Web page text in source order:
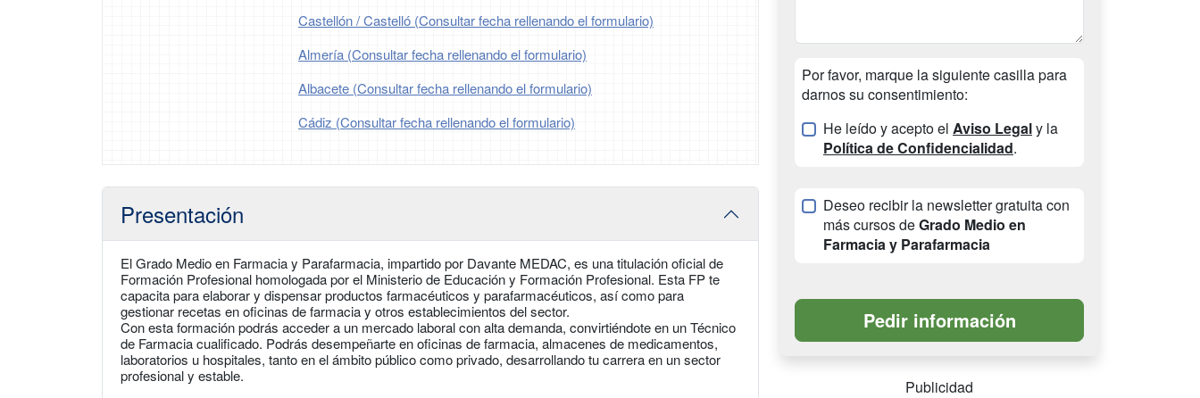
Castellón / Castelló (Consultar fecha rellenando el formulario)
Almería (Consultar fecha rellenando el formulario)
Albacete (Consultar fecha rellenando el formulario)
Cádiz (Consultar fecha rellenando el formulario)
Presentación
El Grado Medio en Farmacia y Parafarmacia, impartido por Davante MEDAC, es una titulación oficial de
Formación Profesional homologada por el Ministerio de Educación y Formación Profesional. Esta FP te
capacita para elaborar y dispensar productos farmacéuticos y parafarmacéuticos, así como para
gestionar recetas en oficinas de farmacia y otros establecimientos del sector.
Con esta formación podrás acceder a un mercado laboral con alta demanda, convirtiéndote en un Técnico
de Farmacia cualificado. Podrás desempeñarte en oficinas de farmacia, almacenes de medicamentos,
laboratorios u hospitales, tanto en el ámbito público como privado, desarrollando tu carrera en un sector
profesional y estable.
Por favor, marque la siguiente casilla para
darnos su consentimiento:
He leído y acepto el Aviso Legaly la
Política de Confidencialidad.
Deseo recibir la newsletter gratuita con
más cursos deGrado Medio en
Farmacia y Parafarmacia
Publicidad